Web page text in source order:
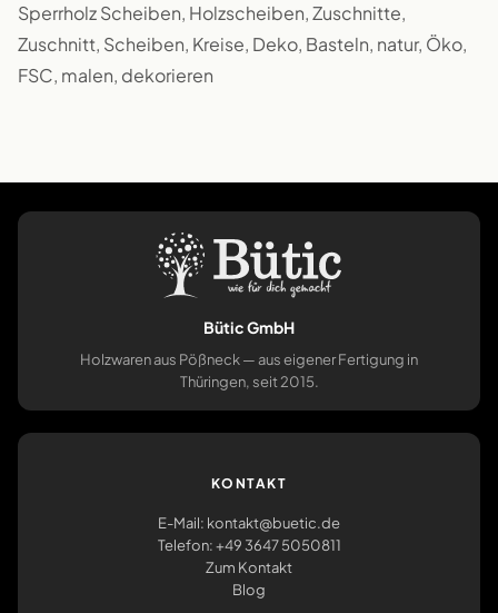
Sperrholz Scheiben, Holzscheiben, Zuschnitte,
Zuschnitt, Scheiben, Kreise, Deko, Basteln, natur, Öko,
FSC, malen, dekorieren
Bütic GmbH
Holzwaren aus Pößneck — aus eigener Fertigung in
Thüringen, seit 2015.
KONTAKT
E-Mail: kontakt@buetic.de
Telefon: +49 3647 5050811
Zum Kontakt
Blog